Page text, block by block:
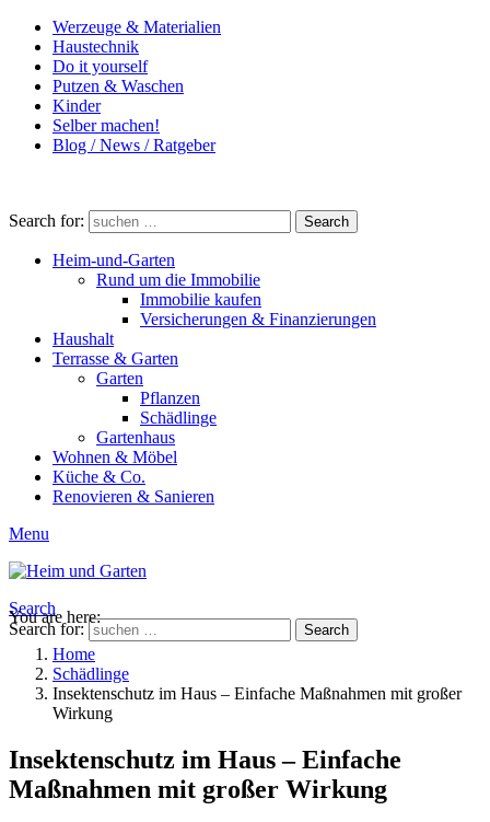
Werzeuge & Materialien
Haustechnik
Do it yourself
Putzen & Waschen
Kinder
Selber machen!
Blog / News / Ratgeber
Search for: Search
Heim-und-Garten
Rund um die Immobilie
Immobilie kaufen
Versicherungen & Finanzierungen
Haushalt
Terrasse & Garten
Garten
Pflanzen
Schädlinge
Gartenhaus
Wohnen & Möbel
Küche & Co.
Renovieren & Sanieren
Menu
Search
Search for:
Search
You are here:
Home
Schädlinge
Insektenschutz im Haus – Einfache Maßnahmen mit großer
Wirkung
Insektenschutz im Haus – Einfache
Maßnahmen mit großer Wirkung